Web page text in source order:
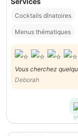
Cocktails dînatoires
Menus thématiques
Vous cherchez
efficace ? N'hésitez pas Kalan est la bonne personne. Super
prestation ! Merci
Deborah